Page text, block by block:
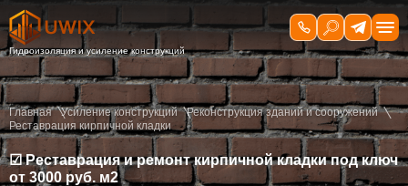
Главная Усиление конструкций
Реконструкция зданий и сооружений
Реставрация кирпичной кладки
☑ Реставрация и ремонт кирпичной кладки под ключ
от 3000 руб. м2